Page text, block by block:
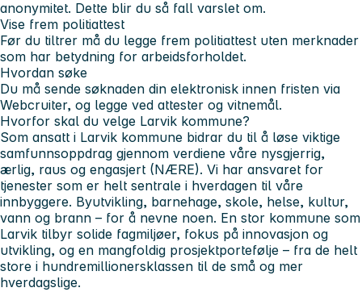
anonymitet. Dette blir du så fall varslet om.
Vise frem politiattest
Før du tiltrer må du legge frem politiattest uten merknader
som har betydning for arbeidsforholdet.
Hvordan søke
Du må sende søknaden din elektronisk innen fristen via
Webcruiter, og legge ved attester og vitnemål.
Hvorfor skal du velge Larvik kommune?
Som ansatt i Larvik kommune bidrar du til å løse viktige
samfunnsoppdrag gjennom verdiene våre nysgjerrig,
ærlig, raus og engasjert (NÆRE). Vi har ansvaret for
tjenester som er helt sentrale i hverdagen til våre
innbyggere. Byutvikling, barnehage, skole, helse, kultur,
vann og brann – for å nevne noen. En stor kommune som
Larvik tilbyr solide fagmiljøer, fokus på innovasjon og
utvikling, og en mangfoldig prosjektportefølje – fra de helt
store i hundremillionersklassen til de små og mer
hverdagslige.